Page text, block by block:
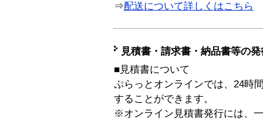
⇒配送について詳しくはこちら
見積書・請求書・納品書等の
■見積書について
ぷらっとオンラインでは、24時
することができます。
※オンライン見積書発行には、